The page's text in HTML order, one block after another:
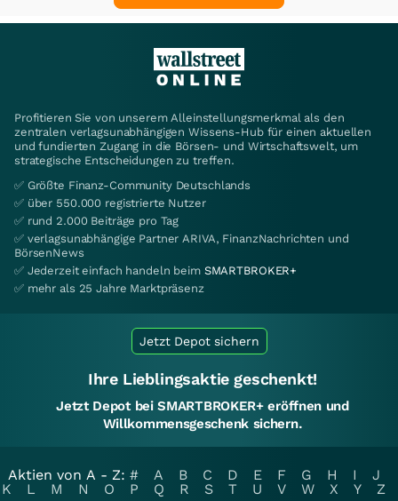
Profitieren Sie von unserem Alleinstellungsmerkmal als den
zentralen verlagsunabhängigen Wissens-Hub für einen aktuellen
und fundierten Zugang in die Börsen- und Wirtschaftswelt, um
strategische Entscheidungen zu treffen.
✅ Größte Finanz-Community Deutschlands
✅ über 550.000 registrierte Nutzer
✅ rund 2.000 Beiträge pro Tag
✅ verlagsunabhängige Partner ARIVA, FinanzNachrichten und
BörsenNews
✅ Jederzeit einfach handeln beim SMARTBROKER+
✅ mehr als 25 Jahre Marktpräsenz
Jetzt Depot sichern
Ihre Lieblingsaktie geschenkt!
Jetzt Depot bei SMARTBROKER+ eröffnen und
Willkommensgeschenk sichern.
Aktien von A - Z: # A B C D E F G H I
J
K
L M N O P Q R S T U V W X Y
Z